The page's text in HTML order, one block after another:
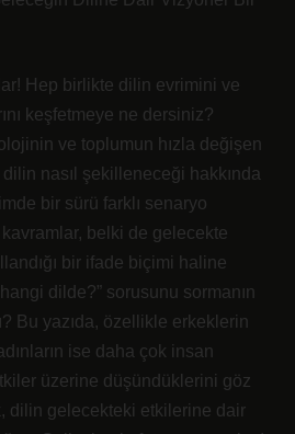
Hep birlikte dilin evrimini ve
keşfetmeye ne dersiniz?
ve toplumun hızla değişen
nasıl şekilleneceği hakkında
bir sürü farklı senaryo
belki de gelecekte
bir ifade biçimi haline
dilde?” sorusunu sormanın
Bu yazıda, özellikle erkeklerin
ise daha çok insan
üzerine düşündüklerini göz
dilin gelecekteki etkilerine dair